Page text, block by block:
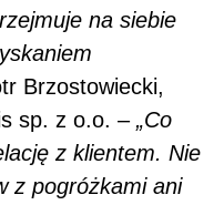
na siebie
Brzostowiecki,
sp. z o.o. – „Co
z klientem. Nie
z pogróżkami ani